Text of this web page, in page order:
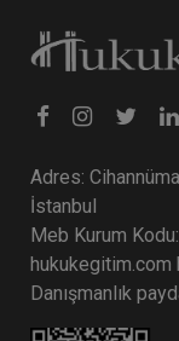
Adres:
İstanbul
Meb Kurum
Danışmanlık